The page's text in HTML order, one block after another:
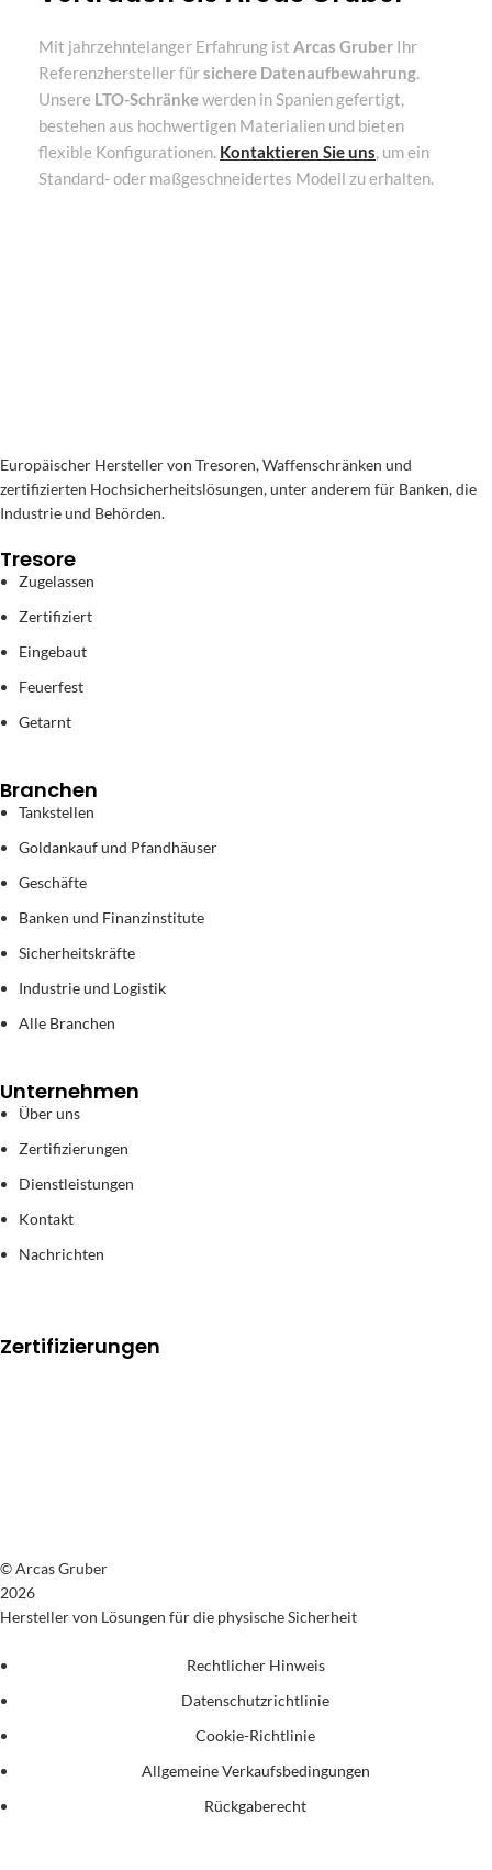
Mit jahrzehntelanger Erfahrung ist Arcas Gruber Ihr
Referenzhersteller fürsichere Datenaufbewahrung.
Unsere LTO-Schränkewerden in Spanien gefertigt,
bestehen aus hochwertigen Materialien und bieten
flexible Konfigurationen. Kontaktieren Sie uns, um ein
Standard- oder maßgeschneidertes Modell zu erhalten.
Europäischer Hersteller von Tresoren, Waffenschränken und
zertifizierten Hochsicherheitslösungen, unter anderem für Banken, die
Industrie und Behörden.
Tresore
Zugelassen
Zertifiziert
Eingebaut
Feuerfest
Getarnt
Branchen
Tankstellen
Goldankauf und Pfandhäuser
Geschäfte
Banken und Finanzinstitute
Sicherheitskräfte
Industrie und Logistik
Alle Branchen
Unternehmen
Über uns
Zertifizierungen
Dienstleistungen
Kontakt
Nachrichten
Zertifizierungen
© Arcas Gruber
2026
Hersteller von Lösungen für die physische Sicherheit
Rechtlicher Hinweis
Datenschutzrichtlinie
Cookie-Richtlinie
Allgemeine Verkaufsbedingungen
Rückgaberecht